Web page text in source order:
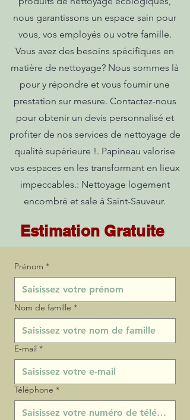
nous garantissons un espace sain pour
vous, vos employés ou votre famille.
Vous avez des besoins spécifiques en
matière de nettoyage? Nous sommes là
pour y répondre et vous fournir une
prestation sur mesure. Contactez-nous
pour obtenir un devis personnalisé et
profiter de nos services de nettoyage de
qualité supérieure !. Papineau valorise
vos espaces en les transformant en lieux
impeccables.: Nettoyage logement
encombré et sale à Saint-Sauveur.
Estimation Gratuite
Prénom *
Nom de famille *
E‑mail *
Téléphone *